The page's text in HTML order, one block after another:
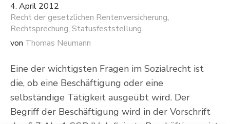
4. April 2012
Recht der gesetzlichen Rentenversicherung,
Rechtsprechung, Statusfeststellung
von Thomas Neumann
Eine der wichtigsten Fragen im Sozialrecht ist
die, ob eine Beschäftigung oder eine
selbständige Tätigkeit ausgeübt wird. Der
Begriff der Beschäftigung wird in der Vorschrift